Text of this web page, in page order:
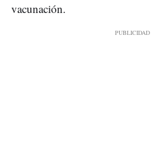
vacunación.